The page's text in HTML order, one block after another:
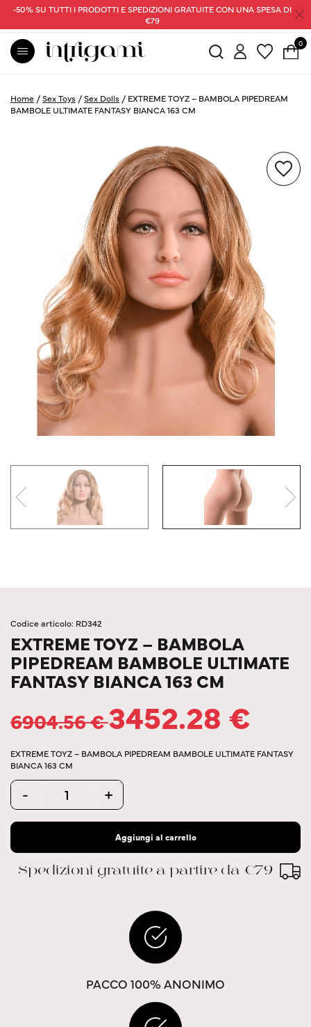
-50% SU TUTTI I PRODOTTI E SPEDIZIONI GRATUITE CON UNA SPESA DI
€79
0
Home /Sex Toys /Sex Dolls / EXTREME TOYZ – BAMBOLA PIPEDREAM
BAMBOLE ULTIMATE FANTASY BIANCA 163 CM
Codice articolo: RD342
EXTREME TOYZ – BAMBOLA
PIPEDREAM BAMBOLE ULTIMATE
FANTASY BIANCA 163 CM
6904.56€3452.28 €
EXTREME TOYZ – BAMBOLA PIPEDREAM BAMBOLE ULTIMATE FANTASY
BIANCA 163 CM
Quantity
- +
Aggiungi al carrello
Spedizioni gratuite a partire da €79
PACCO 100% ANONIMO